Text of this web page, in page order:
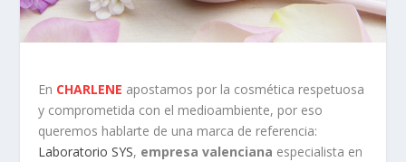
En CHARLENE apostamos por la cosmética respetuosa
y comprometida con el medioambiente, por eso
queremos hablarte de una marca de referencia:
Laboratorio SYS, empresa valenciana especialista en